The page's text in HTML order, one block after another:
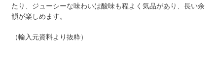
たり、ジューシーな味わいは酸味も程よく気品があり、長い余
韻が楽しめます。
（輸入元資料より抜粋）